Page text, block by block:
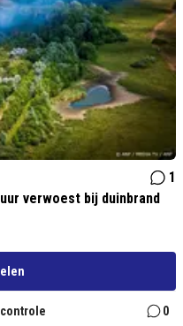
1
verwoest bij duinbrand
0